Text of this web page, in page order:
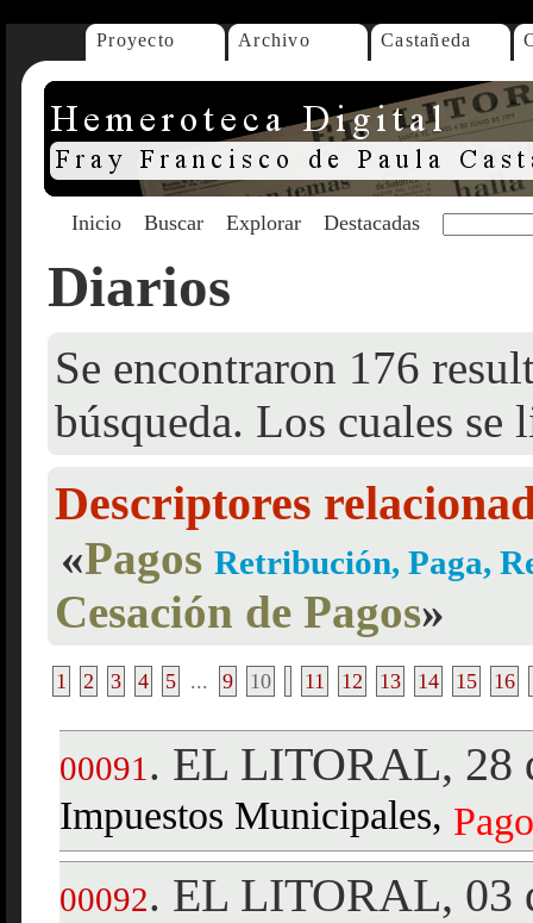
Proyecto Archivo Castañeda
Inicio Buscar Explorar Destacadas
Diarios
Se encontraron 176
búsqueda. Los cuales se
Descriptores
«Pagos Retribución, Paga,
Cesación de Pagos»
1 2 3 4 5 ... 9 10 11 12 13 14 15 16
00091 . EL LITORAL, 28
Impuestos Municipales,
00092. EL LITORAL, 03